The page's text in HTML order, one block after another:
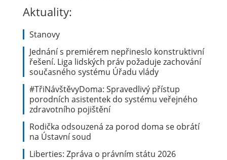
Aktuality:
Stanovy
Jednání s premiérem nepřineslo konstruktivní
řešení. Liga lidských práv požaduje zachování
současného systému Úřadu vlády
#TřiNávštěvyDoma: Spravedlivý přístup
porodních asistentek do systému veřejného
zdravotního pojištění
Rodička odsouzená za porod doma se obrátí
na Ústavní soud
Liberties: Zpráva o právním státu 2026